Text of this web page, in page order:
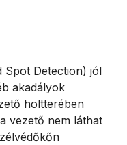
Spot Detection) jól
akadályok
holtterében
vezető nem láthat